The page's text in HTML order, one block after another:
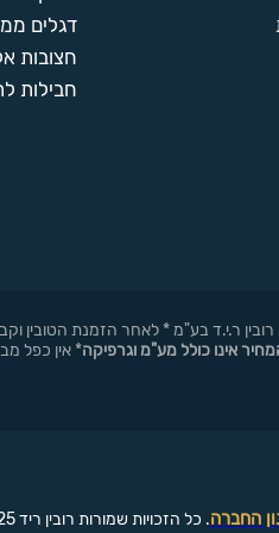
דגלים
חצובות
חבילות
רובין ר.י.ד בע"מ * לאחר הזמנת
אינו כולל מע"מ וגרפיקה* אין כפל
החברה. כל הזכויות שמורות רובין ריד 2025